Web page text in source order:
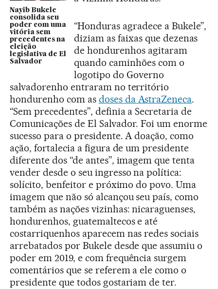
Nayib Bukele
consolida seu
poder com uma
vitória sem
precedentes na
eleição
legislativa de El
Salvador
“Honduras agradece a Bukele”,
diziam as faixas que dezenas
de hondurenhos agitaram
quando caminhões com o
logotipo do Governo
salvadorenho entraram no território
hondurenho com as doses da AstraZeneca.
“Sem precedentes”, definia a Secretaria de
Comunicações de El Salvador. Foi um enorme
sucesso para o presidente. A doação, como
ação, fortalecia a figura de um presidente
diferente dos “de antes”, imagem que tenta
vender desde o seu ingresso na política:
solícito, benfeitor e próximo do povo. Uma
imagem que não só alcançou seu país, como
também as nações vizinhas: nicaraguenses,
hondurenhos, guatemaltecos e até
costarriquenhos aparecem nas redes sociais
arrebatados por Bukele desde que assumiu o
poder em 2019, e com frequência surgem
comentários que se referem a ele como o
presidente que todos gostariam de ter.